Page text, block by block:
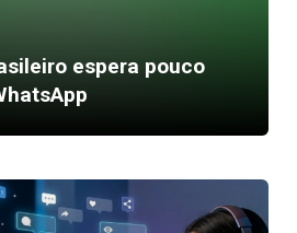
espera pouco